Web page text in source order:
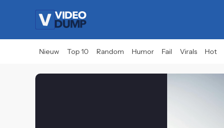
Nieuw Top 10 Random Humor Fail Virals Hot